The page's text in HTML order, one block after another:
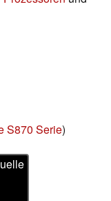
S870 Serie)